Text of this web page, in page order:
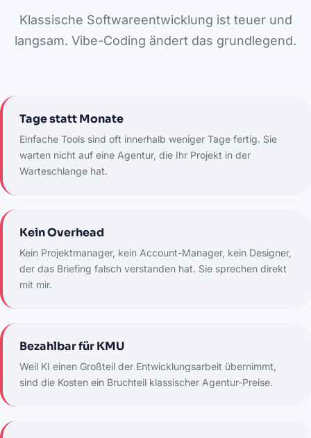
Klassische Softwareentwicklung ist teuer und
langsam. Vibe-Coding ändert das grundlegend.
Tage statt Monate
Einfache Tools sind oft innerhalb weniger Tage fertig. Sie
warten nicht auf eine Agentur, die Ihr Projekt in der
Warteschlange hat.
Kein Overhead
Kein Projektmanager, kein Account-Manager, kein Designer,
der das Briefing falsch verstanden hat. Sie sprechen direkt
mit mir.
Bezahlbar für KMU
Weil KI einen Großteil der Entwicklungsarbeit übernimmt,
sind die Kosten ein Bruchteil klassischer Agentur-Preise.